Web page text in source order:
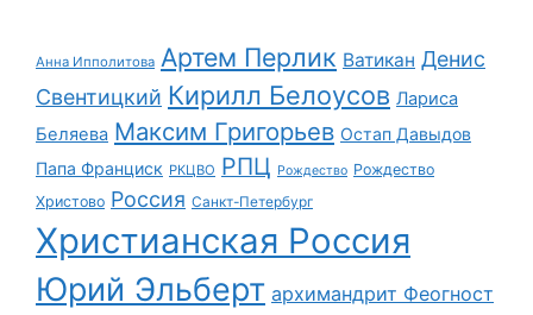
Анна Ипполитова Артем Перлик Ватикан Денис
Свентицкий Кирилл Белоусов Лариса
Беляева Максим Григорьев Остап Давыдов
Папа Франциск РКЦВО РПЦ Рождество Рождество
Христово Россия Санкт-Петербург
Христианская Россия
Юрий Эльберт архимандрит Феогност